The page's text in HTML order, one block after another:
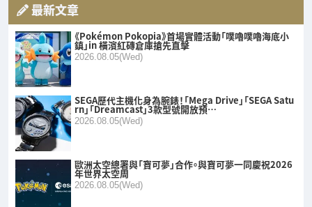
最新文章
《Pokémon Pokopia》首場實體活動「噗嚕噗嚕海底小
鎮」in 橫濱紅磚倉庫搶先直擊
2026.08.05(Wed)
SEGA歷代主機化身為腕錶！「Mega Drive」「SEGA Satu
rn」「Dreamcast」3款型號開放預…
2026.08.05(Wed)
歐洲太空總署與「寶可夢」合作。與寶可夢一同慶祝2026
年世界太空周
2026.08.05(Wed)